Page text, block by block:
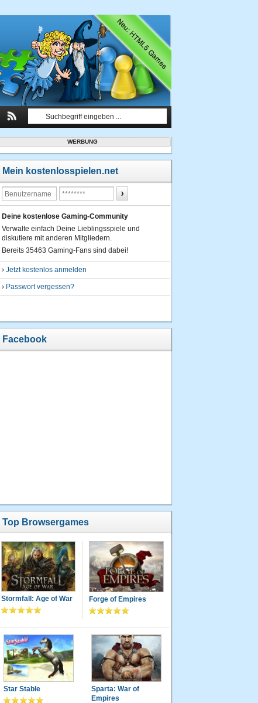
WERBUNG
Mein kostenlosspielen.net
Deine kostenlose Gaming-Community
Verwalte einfach Deine Lieblingsspiele und
diskutiere mit anderen Mitgliedern.
Bereits 35463 Gaming-Fans sind dabei!
› Jetzt kostenlos anmelden
› Passwort vergessen?
Facebook
Top Browsergames
Stormfall: Age of War Forge of Empires
Star Stable
Sparta: War of
Empires